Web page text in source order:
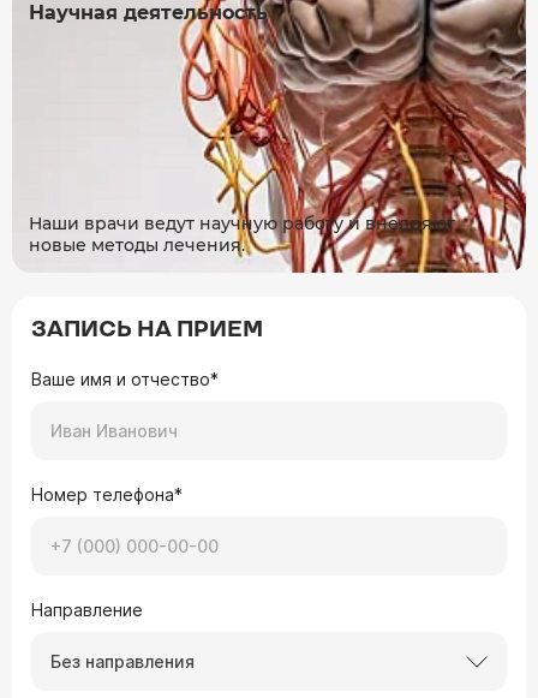
Научная деятельность
Наши врачи ведут научную работу и внедряют
новые методы лечения.
ЗАПИСЬ НА ПРИЕМ
Ваше имя и отчество*
Номер телефона*
Направление
Без направления